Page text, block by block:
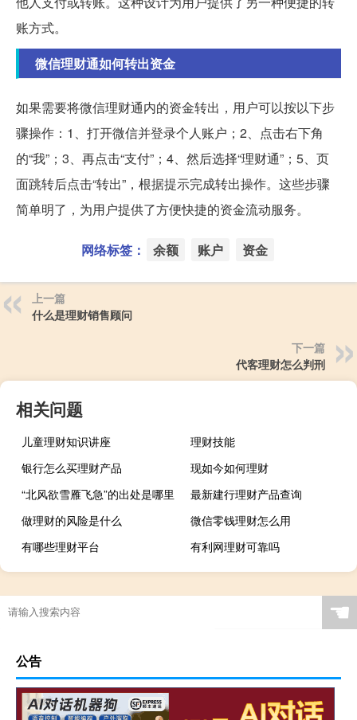
账方式。
微信理财通如何转出资金
如果需要将微信理财通内的资金转出，用户可以按以下步
骤操作：1、打开微信并登录个人账户；2、点击右下角
的“我”；3、再点击“支付”；4、然后选择“理财通”；5、页
面跳转后点击“转出”，根据提示完成转出操作。这些步骤
简单明了，为用户提供了方便快捷的资金流动服务。
网络标签： 余额 账户 资金
上一篇
什么是理财销售顾问
下一篇
代客理财怎么判刑
相关问题
儿童理财知识讲座
理财技能
银行怎么买理财产品
现如今如何理财
“北风欲雪雁飞急”的出处是哪里
最新建行理财产品查询
做理财的风险是什么
微信零钱理财怎么用
有哪些理财平台
有利网理财可靠吗
☚
公告